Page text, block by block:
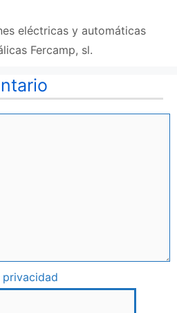
eléctricas y automáticas
Fercamp, sl.